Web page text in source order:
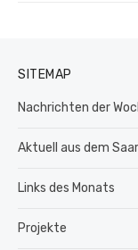
SITEMAP
Nachrichten der
Aktuell aus dem
Links des Monats
Projekte